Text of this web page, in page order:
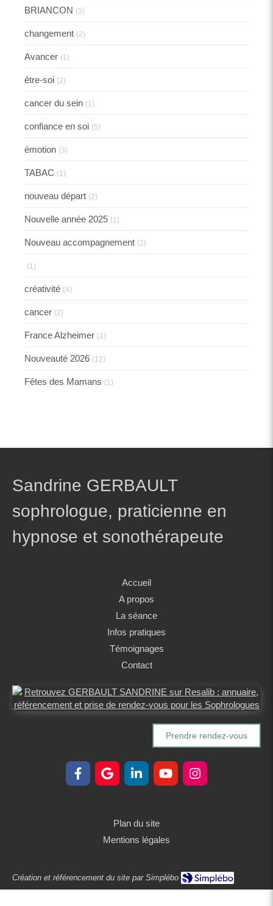
BRIANCON (5)
changement (2)
Avancer (1)
être-soi (2)
cancer du sein (1)
confiance en soi (5)
émotion (3)
TABAC (1)
nouveau départ (2)
Nouvelle année 2025 (1)
Nouveau accompagnement (2)
(1)
créativité (4)
cancer (2)
France Alzheimer (1)
Nouveauté 2026 (12)
Fêtes des Mamans (1)
Sandrine GERBAULT
sophrologue, praticienne en
hypnose et sonothérapeute
Accueil
A propos
La séance
Infos pratiques
Témoignages
Contact
Prendre rendez-vous
Plan du site
Mentions légales
Création et référencement du site par Simplébo